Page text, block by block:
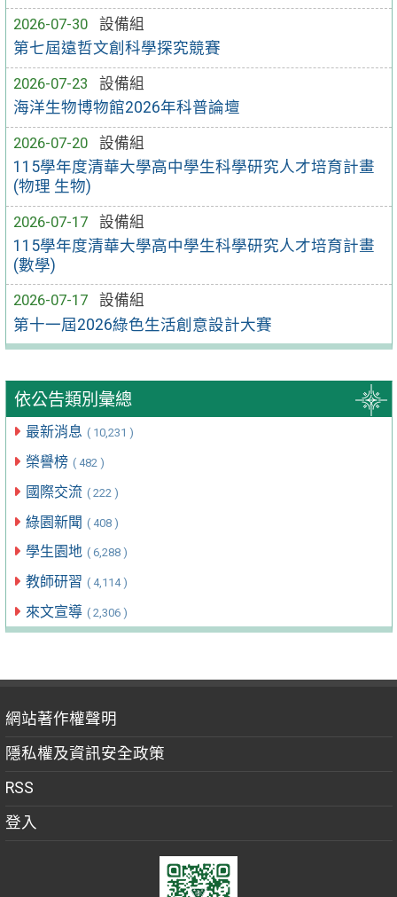
2026-07-30
設備組
第七屆遠哲文創科學探究競賽
2026-07-23
設備組
海洋生物博物館2026年科普論壇
2026-07-20
設備組
115學年度清華大學高中學生科學研究人才培育計畫
(物理 生物)
2026-07-17
設備組
115學年度清華大學高中學生科學研究人才培育計畫
(數學)
2026-07-17
設備組
第十一屆2026綠色生活創意設計大賽
依公告類別彙總
最新消息 ( 10,231 )
榮譽榜 ( 482 )
國際交流 ( 222 )
綠園新聞 ( 408 )
學生園地 ( 6,288 )
教師研習 ( 4,114 )
來文宣導 ( 2,306 )
網站著作權聲明
隱私權及資訊安全政策
RSS
登入